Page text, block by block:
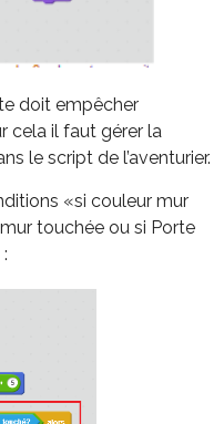
doit empêcher
cela il faut gérer la
le script de l’aventurier.
«si couleur mur
touchée ou si Porte